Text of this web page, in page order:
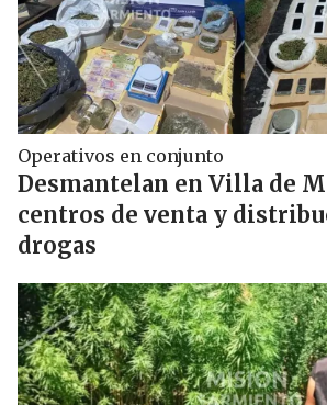
Operativos en conjunto
Desmantelan en Villa de
centros de venta y
drogas